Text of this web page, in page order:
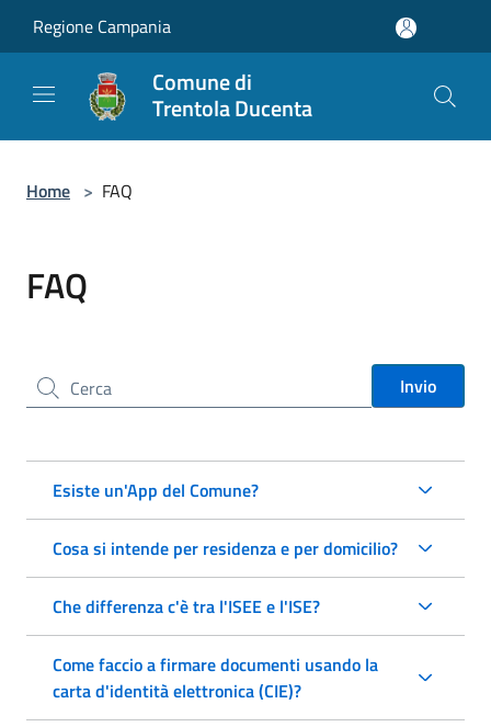
Regione Campania
Comune di
Trentola Ducenta
Home > FAQ
FAQ
Cerca nel sito Invio
Esiste un'App del Comune?
Cosa si intende per residenza e per domicilio?
Che differenza c'è tra l'ISEE e l'ISE?
Come faccio a firmare documenti usando la
carta d'identità elettronica (CIE)?